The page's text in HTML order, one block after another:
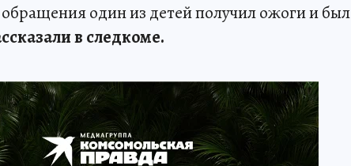
один из детей получил ожоги и был
в следкоме.